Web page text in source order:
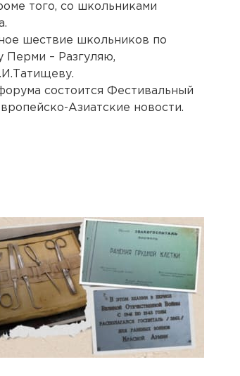
того, со школьниками
шествие школьников по
Перми – Разгуляю,
состоится Фестивальный
Азиатские новости.